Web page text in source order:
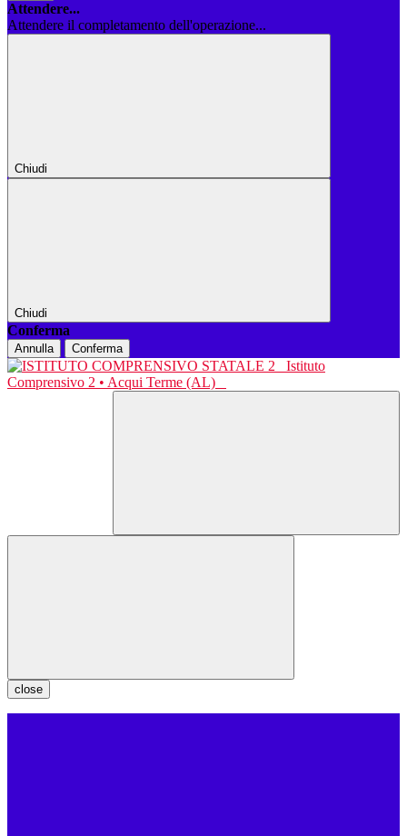
Attendere...
Attendere il completamento dell'operazione...
Chiudi
Chiudi
Conferma
Annulla Conferma
Istituto
Comprensivo 2 • Acqui Terme (AL)
close